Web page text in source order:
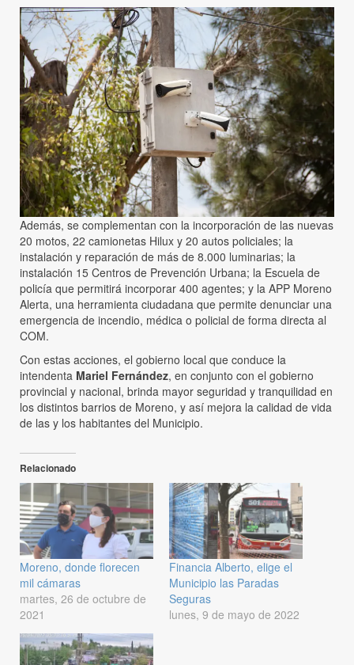
Además, se complementan con la incorporación de las nuevas
20 motos, 22 camionetas Hilux y 20 autos policiales; la
instalación y reparación de más de 8.000 luminarias; la
instalación 15 Centros de Prevención Urbana; la Escuela de
policía que permitirá incorporar 400 agentes; y la APP Moreno
Alerta, una herramienta ciudadana que permite denunciar una
emergencia de incendio, médica o policial de forma directa al
COM.
Con estas acciones, el gobierno local que conduce la
intendenta Mariel Fernández, en conjunto con el gobierno
provincial y nacional, brinda mayor seguridad y tranquilidad en
los distintos barrios de Moreno, y así mejora la calidad de vida
de las y los habitantes del Municipio.
Relacionado
Moreno, donde florecen
mil cámaras
martes, 26 de octubre de
2021
Financia Alberto, elige el
Municipio las Paradas
Seguras
lunes, 9 de mayo de 2022